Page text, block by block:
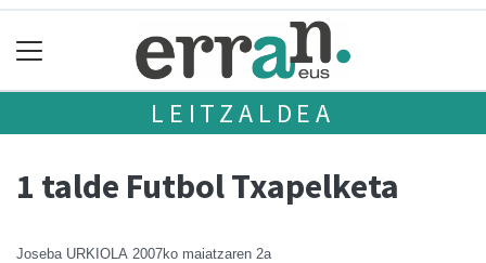
LEITZALDEA
1 talde Futbol Txapelketa
Joseba URKIOLA 2007ko maiatzaren 2a